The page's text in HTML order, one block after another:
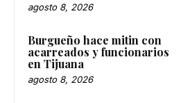
agosto 8, 2026
Burgueño hace mitin con
acarreados y funcionarios
en Tijuana
agosto 8, 2026